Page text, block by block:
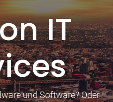
IT
und Software? Oder